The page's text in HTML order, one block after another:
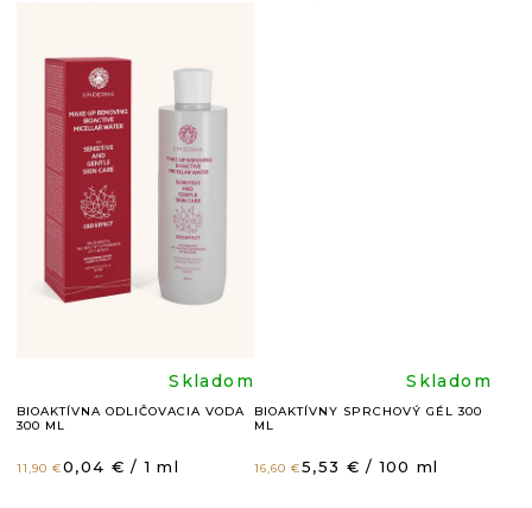
produktu
je
4,8
z
5
hviezdičiek.
BIOAKTÍVNA ODLIČOVACIA VODA
300 ML
Priemerné
hodnotenie
Skladom
11,90 €Jednotková
0,04 € / 1 ml
BIOAKTÍVNY SPRCHOVÝ GÉL 300
ML
Skladom
16,60 € Jednotková
5,53 € / 100 ml